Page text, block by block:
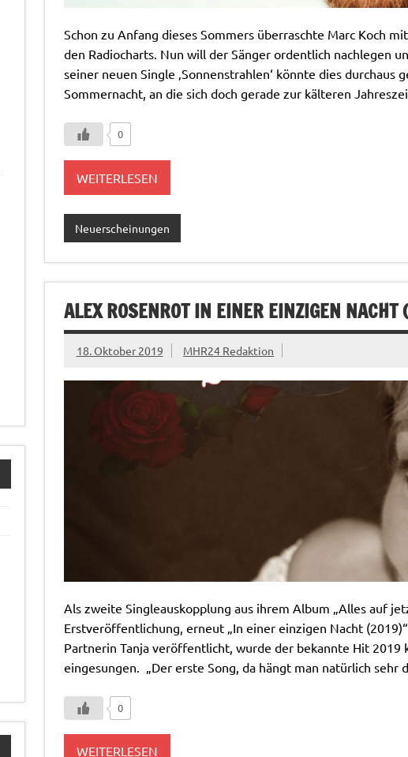
Schon zu Anfang dieses Sommers überraschte Marc Koch
den Radiocharts. Nun will der Sänger ordentlich nachlegen
seiner neuen Single ‚Sonnenstrahlen‘ könnte dies
Sommernacht, an die sich doch gerade zur kälteren
0
WEITERLESEN
Neuerscheinungen
ALEX ROSENROT IN EINER EINZIGEN
18. Oktober 2019 MHR24 Redaktion
Als zweite Singleauskopplung aus ihrem Album „Alles auf
Erstveröffentlichung, erneut „In einer einzigen Nacht
Partnerin Tanja veröffentlicht, wurde der bekannte Hit
eingesungen. „Der erste Song, da hängt man natürlich
0
WEITERLESEN